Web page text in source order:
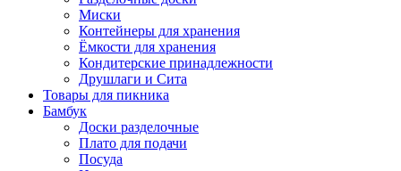
Миски
Контейнеры для хранения
Ёмкости для хранения
Кондитерские принадлежности
Друшлаги и Сита
Товары для пикника
Бамбук
Доски разделочные
Плато для подачи
Посуда